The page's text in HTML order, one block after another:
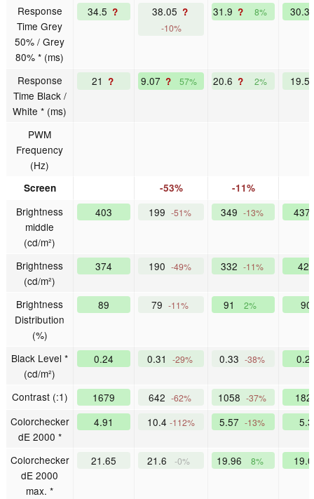
Response
Time Grey
50% / Grey
80% * (ms)
34.5 ? 38.05 ?
-10%
31.9 ? 8% 30.3
Response
Time Black /
White * (ms)
21 ? 9.07 ? 57% 20.6 ? 2% 19.5
PWM
Frequency
(Hz)
Screen -53% -11%
Brightness
middle
(cd/m²)
403 199 -51% 349 -13%
Brightness
(cd/m²)
374 190 -49% 332 -11%
Brightness
Distribution
(%)
89 79 -11% 91 2% 90
Black Level *
(cd/m²)
0.24 0.31 -29% 0.33 -38%
Contrast (:1) 1679 642 -62% 1058 -37%
Colorchecker
dE 2000 *
4.91 10.4 -112% 5.57 -13%
Colorchecker
dE 2000
max. *
21.65 21.6 -0% 19.96 8%